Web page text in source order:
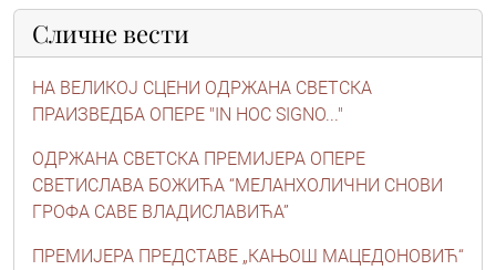
Сличне вести
НА ВЕЛИКОЈ СЦЕНИ ОДРЖАНА СВЕТСКА
ПРАИЗВЕДБА ОПЕРЕ "IN HOC SIGNO..."
ОДРЖАНА СВЕТСКА ПРЕМИЈЕРА ОПЕРЕ
СВЕТИСЛАВА БОЖИЋА “МЕЛАНХОЛИЧНИ СНОВИ
ГРОФА САВЕ ВЛАДИСЛАВИЋА”
ПРЕМИЈЕРА ПРЕДСТАВЕ „КАЊОШ МАЦЕДОНОВИЋ“